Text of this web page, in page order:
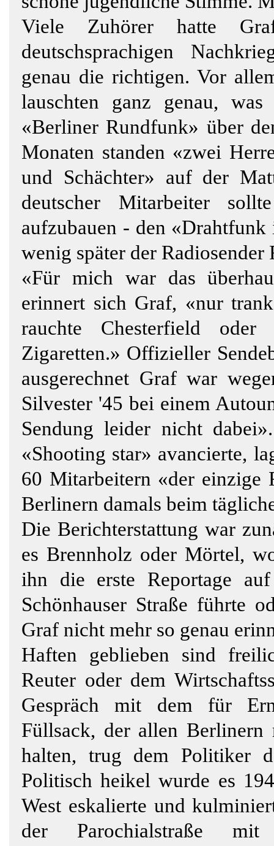
Viele Zuhörer hatte
deutschsprachigen
genau die richtigen. Vor
lauschten ganz genau,
«Berliner Rundfunk» über
Monaten standen «zwei
und Schächter» auf der
deutscher Mitarbeiter
aufzubauen - den
wenig später der
«Für mich war das
erinnert sich Graf, «nur
rauchte Chesterfield
Zigaretten.» Offizieller
ausgerechnet Graf war
Silvester '45 bei einem
Sendung leider nicht
«Shooting star» avancierte,
60 Mitarbeitern «der einzige
Berlinern damals beim
Die Berichterstattung war
es Brennholz oder Mörtel,
ihn die erste Reportage
Schönhauser Straße führte
Graf nicht mehr so genau
Haften geblieben sind
Reuter oder dem
Gespräch mit dem für
Füllsack, der allen
halten, trug dem Politiker
Politisch heikel wurde es
West eskalierte und
der Parochialstraße mit